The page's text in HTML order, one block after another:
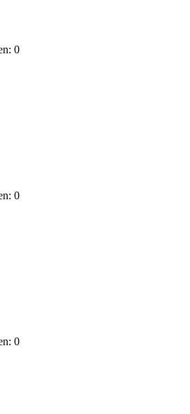
0
0
0